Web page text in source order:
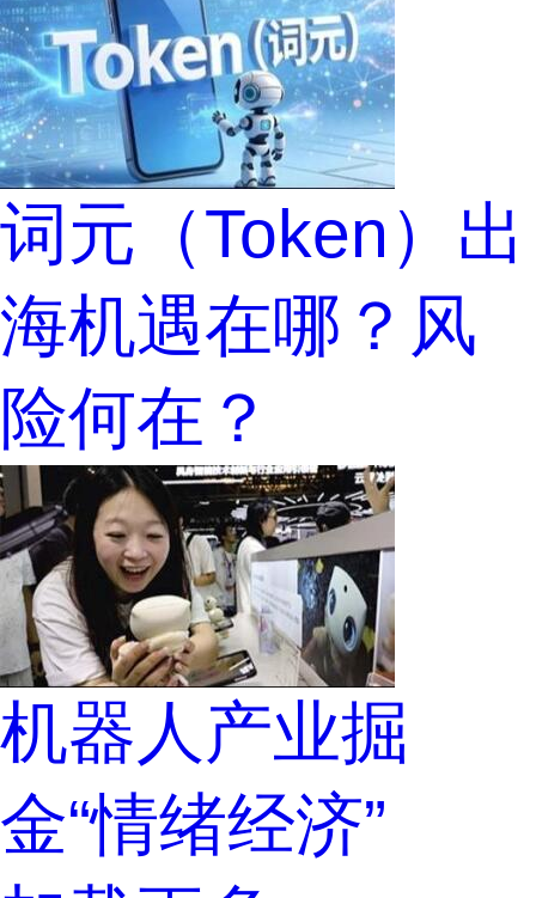
词元（Token）出
海机遇在哪？风
险何在？
机器人产业掘
金“情绪经济”